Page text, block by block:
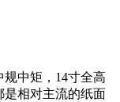
规中矩，14寸全高
是相对主流的纸面